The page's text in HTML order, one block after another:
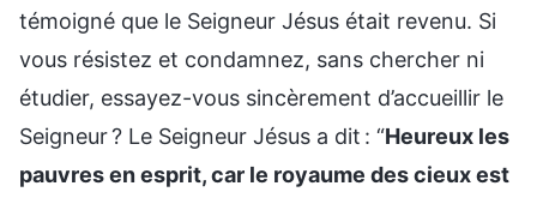
témoigné que le Seigneur Jésus était revenu. Si
vous résistez et condamnez, sans chercher ni
étudier, essayez-vous sincèrement d’accueillir le
Seigneur ? Le Seigneur Jésus a dit : “Heureux les
pauvres en esprit, car le royaume des cieux est